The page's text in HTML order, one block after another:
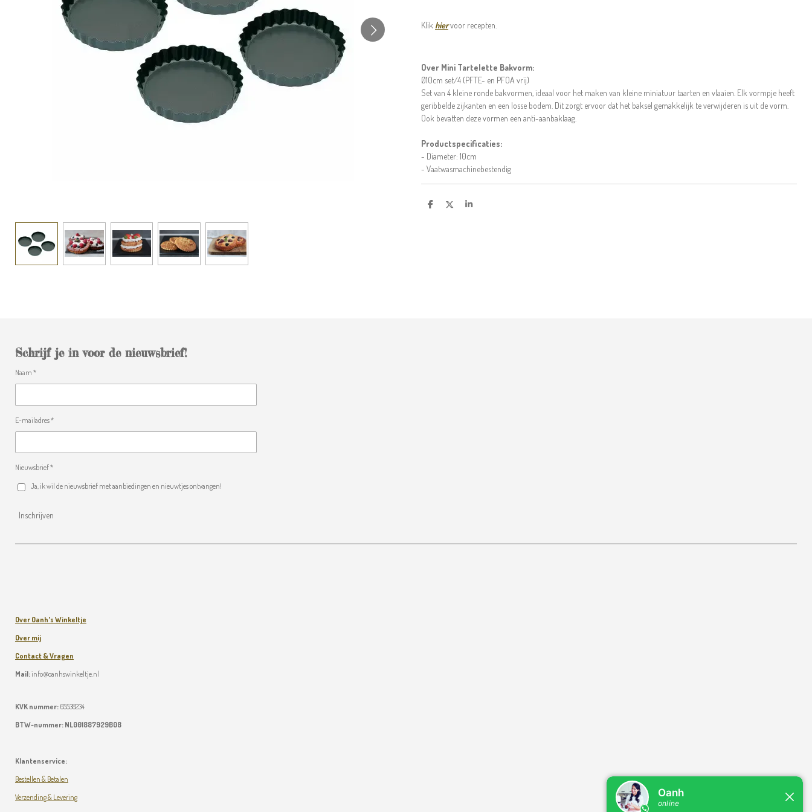
Klik hiervoor recepten.
Over Mini Tartelette Bakvorm:
Ø10cm set/4 (PFTE- en PFOA vrij)
Set van 4 kleine ronde bakvormen, ideaal voor het maken van kleine miniatuur taarten en vlaaien. Elk vormpje heeft
geribbelde zijkanten en een losse bodem. Dit zorgt ervoor dat het baksel gemakkelijk te verwijderen is uit de vorm.
Ook bevatten deze vormen een anti-aanbaklaag.
Productspecificaties:
- Diameter: 10cm
- Vaatwasmachinebestendig
D
D
S
Schrijf je in voor de nieuwsbrief!
Naam *
E-mailadres *
Nieuwsbrief *
Ja, ik wil de nieuwsbrief met aanbiedingen en nieuwtjes ontvangen!
Inschrijven
Over Oanh's Winkeltje
Over mij
Contact & Vragen
Mail:info@oanhswinkeltje.nl
KVK nummer: 65538234
BTW-nummer: NL001887929B08
Klantenservice:
Bestellen & Betalen
Verzending & Levering